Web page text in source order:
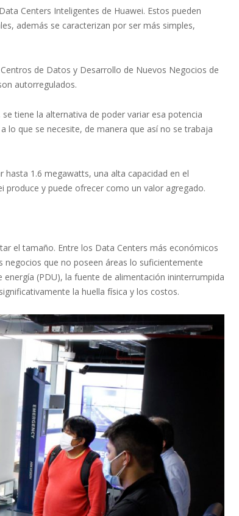
Centers Inteligentes de Huawei. Estos pueden
además se caracterizan por ser más simples,
de Datos y Desarrollo de Nuevos Negocios de
autorregulados.
tiene la alternativa de poder variar esa potencia
lo que se necesite, de manera que así no se trabaja
1.6 megawatts, una alta capacidad en el
y puede ofrecer como un valor agregado.
el tamaño. Entre los Data Centers más económicos
que no poseen áreas lo suficientemente
(PDU), la fuente de alimentación ininterrumpida
la huella física y los costos.